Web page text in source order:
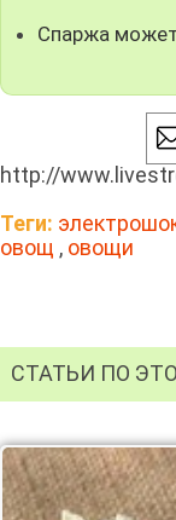
Спаржа
http://
Теги:
овощ , овощи
СТАТЬИ ПО